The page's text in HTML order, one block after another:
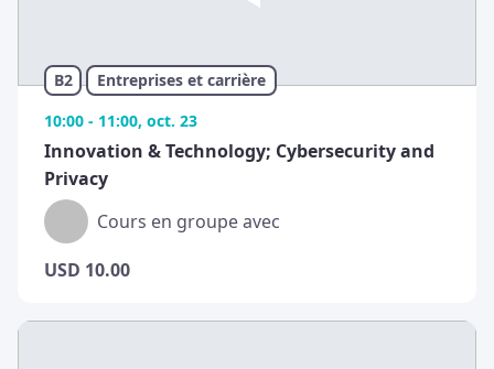
B2
Entreprises et carrière
10:00 - 11:00, oct. 23
Innovation & Technology; Cybersecurity and
Privacy
Cours en groupe avec
USD 10.00